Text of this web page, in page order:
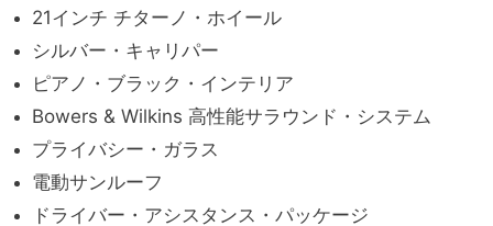
21インチ チターノ・ホイール
シルバー・キャリパー
ピアノ・ブラック・インテリア
Bowers & Wilkins 高性能サラウンド・システム
プライバシー・ガラス
電動サンルーフ
ドライバー・アシスタンス・パッケージ